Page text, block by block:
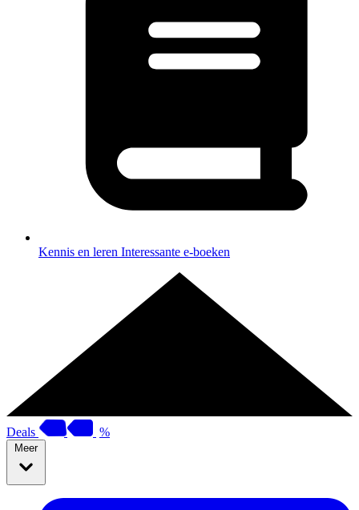
Kennis en leren Interessante e-boeken
Deals %
Meer